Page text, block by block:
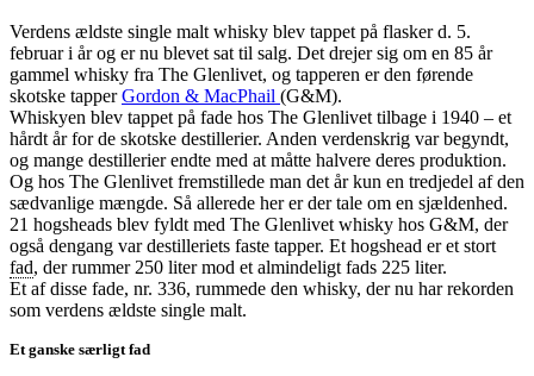
Verdens ældste single malt whisky blev tappet på flasker d. 5.
februar i år og er nu blevet sat til salg. Det drejer sig om en 85 år
gammel whisky fra The Glenlivet, og tapperen er den førende
skotske tapperGordon & MacPhail (G&M).
Whiskyen blev tappet på fade hos The Glenlivet tilbage i 1940 – et
hårdt år for de skotske destillerier. Anden verdenskrig var begyndt,
og mange destillerier endte med at måtte halvere deres produktion.
Og hos The Glenlivet fremstillede man det år kun en tredjedel af den
sædvanlige mængde. Så allerede her er der tale om en sjældenhed.
21 hogsheads blev fyldt med The Glenlivet whisky hos G&M, der
også dengang var destilleriets faste tapper. Et hogshead er et stort
fad, der rummer 250 liter mod et almindeligt fads 225 liter.
Et af disse fade, nr. 336, rummede den whisky, der nu har rekorden
som verdens ældste single malt.
Et ganske særligt fad